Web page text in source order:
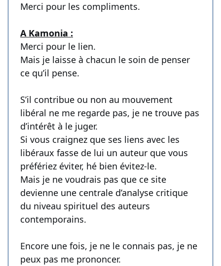
Merci pour les compliments.
A Kamonia :
Merci pour le lien.
Mais je laisse à chacun le soin de penser
ce qu’il pense.
S’il contribue ou non au mouvement
libéral ne me regarde pas, je ne trouve pas
d’intérêt à le juger.
Si vous craignez que ses liens avec les
libéraux fasse de lui un auteur que vous
préfériez éviter, hé bien évitez-le.
Mais je ne voudrais pas que ce site
devienne une centrale d’analyse critique
du niveau spirituel des auteurs
contemporains.
Encore une fois, je ne le connais pas, je ne
peux pas me prononcer.